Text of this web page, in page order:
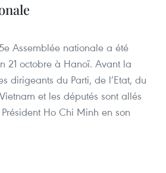
Assemblée nationale a été
21 octobre à Hanoï. Avant la
dirigeants du Parti, de l’Etat, du
et les députés sont allés
Ho Chi Minh en son